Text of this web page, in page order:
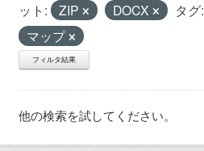
ット:
ZIP DOCX
タグ:
マップ
フィルタ結果
他の検索を試してください。